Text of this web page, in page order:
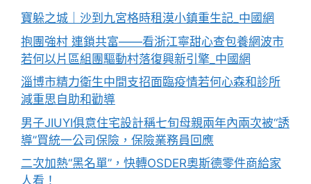
寶躲之城｜沙到九宮格時租漠小鎮重生記_中國網
抱團強村 連鎖共富——看浙江寧甜心查包養網波市
若何以片區組團驅動村落復興新引擎_中國網
淄博市精力衛生中間支招面臨疫情若何心森和診所
減重思自助和勸導
男子JIUYI俱意住宅設計稱七旬母親兩年內兩次被“誘
導”買統一公司保險，保險業務員回應
二次加熱“黑名單”，快轉OSDER奧斯德零件商給家
人看！